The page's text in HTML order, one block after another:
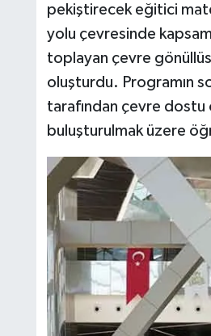
pekiştirecek eğitici
yolu çevresinde
toplayan çevre
oluşturdu. Programın
tarafından çevre
buluşturulmak üzere